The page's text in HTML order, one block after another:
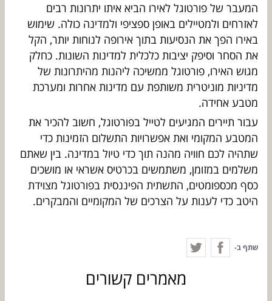
המעבר של פורטוגל לאירו הביא איתו יתרונות רבים
לאזרחים ולמטיילים באופן ספציפי ולמדינה כולה. שימוש
באירו הפך את הנסיעות בתוך אירופה לנוחות יותר, הקל
את הסחר וסיפק יציבות כלכלית למדינות השונות. כחלק
מגוש האירו, פורטוגל ממשיכה ליהנות מהיתרונות של
מדיניות מוניטרית משותפת עם מדינות אחרות ומערכת
מטבע אחידה.
עבור תיירים המגיעים לטייל בפורטוגל, חשוב להכיר את
המטבע המקומי ואת אפשרויות התשלום הזמינות כדי
שתהיה לכם חוויה מהנה תוך כדי טיול במדינה. בין שאתם
משלמים במזומן, משתמשים בכרטיס אשראי או מושכים
כסף מכספומטים, התשתית הפיננסית בפורטוגל מצוידת
היטב כדי לענות על הצרכים של המקומיים והמבקרים.
שתף ב-
מאמרים קשורים